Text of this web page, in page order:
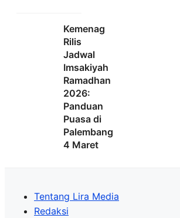
Kemenag
Rilis
Jadwal
Imsakiyah
Ramadhan
2026:
Panduan
Puasa di
Palembang
4 Maret
Tentang Lira Media
Redaksi